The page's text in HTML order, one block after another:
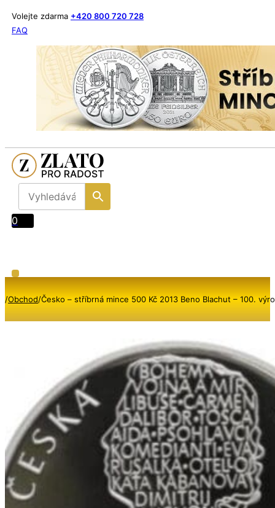
Volejte zdarma +420 800 720 728
FAQ
0
/Obchod/Česko – stříbrná mince 500 Kč 2013 Beno Blachut – 100.